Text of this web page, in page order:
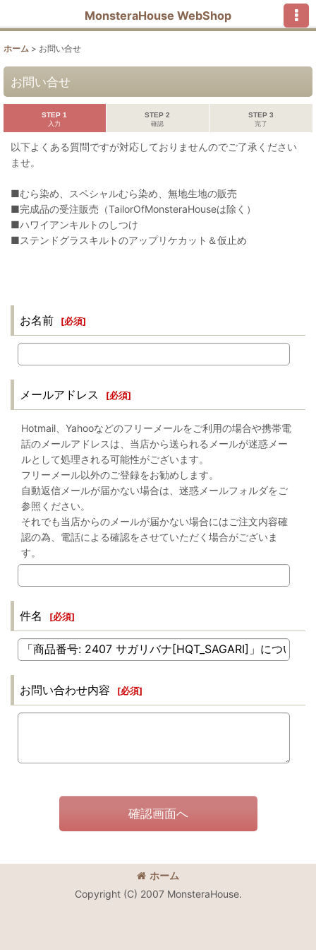
MonsteraHouse WebShop
ホーム > お問い合せ
お問い合せ
STEP 1
入力
STEP 2
確認
STEP 3
完了
以下よくある質問ですが対応しておりませんのでご了承ください
ませ。
■むら染め、スペシャルむら染め、無地生地の販売
■完成品の受注販売（TailorOfMonsteraHouseは除く）
■ハワイアンキルトのしつけ
■ステンドグラスキルトのアップリケカット＆仮止め
お名前 [必須]
メールアドレス [必須]
Hotmail、Yahooなどのフリーメールをご利用の場合や携帯電
話のメールアドレスは、当店から送られるメールが迷惑メー
ルとして処理される可能性がございます。
フリーメール以外のご登録をお勧めします。
自動返信メールが届かない場合は、迷惑メールフォルダをご
参照ください。
それでも当店からのメールが届かない場合にはご注文内容確
認の為、電話による確認をさせていただく場合がございま
す。
件名 [必須]
お問い合わせ内容 [必須]
確認画面へ
ホーム
Copyright (C) 2007 MonsteraHouse.